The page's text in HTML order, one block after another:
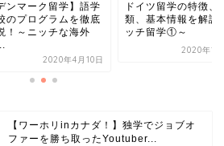
イツ留学の特徴、種
基本情報を解説～ニ
留学①～
【完全版】北欧の
ィンランド留学の
オススメの理由、
【ワーホリinカナダ！】独学でジョブオ
ファーを勝ち取ったYoutuber...